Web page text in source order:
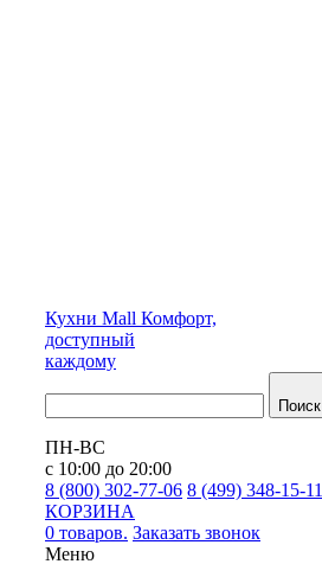
Кухни Mall Комфорт,
доступный
каждому
Поиск
ПН-ВС
с 10:00 до 20:00
8 (800) 302-77-06 8 (499) 348-15-11
КОРЗИНА
0 товаров. Заказать звонок
Меню